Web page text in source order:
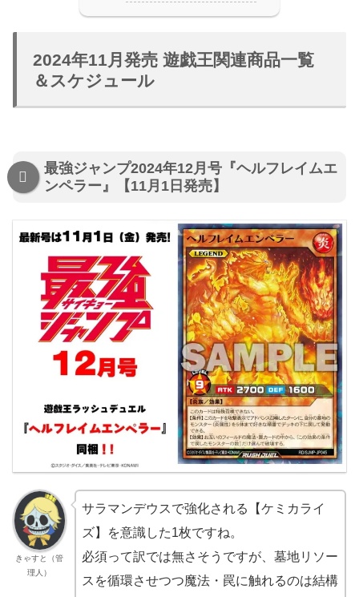
2024年11月発売 遊戯王関連商品一覧
＆スケジュール
最強ジャンプ2024年12月号『ヘルフレイムエ
ンペラー』【11月1日発売】
きゃすと（管
理人）
サラマンデウスで強化される【ケミカライ
ズ】を意識した1枚ですね。
必須って訳では無さそうですが、墓地リソー
スを循環させつつ魔法・罠に触れるのは結構